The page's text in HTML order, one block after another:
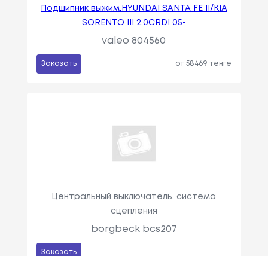
Подшипник выжим.HYUNDAI SANTA FE II/KIA
SORENTO III 2.0CRDI 05-
valeo 804560
Заказать от 58469 тенге
Центральный выключатель, система
сцепления
borgbeck bcs207
Заказать